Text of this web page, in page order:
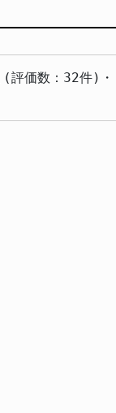
(評価数：32件)・